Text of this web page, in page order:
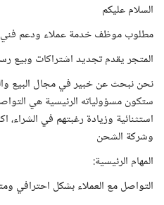
السلام عليكم
مطلوب موظف خدمة عملاء ودعم فني
المتجر يقدم تجديد اشتراكات وبيع
نحن نبحث عن خبير في مجال البيع
ستكون مسؤولياته الرئيسية هي
استثنائية وزيادة رغبتهم في الشراء،
وشركة الشحن
المهام الرئيسية:
التواصل مع العملاء بشكل احترافي